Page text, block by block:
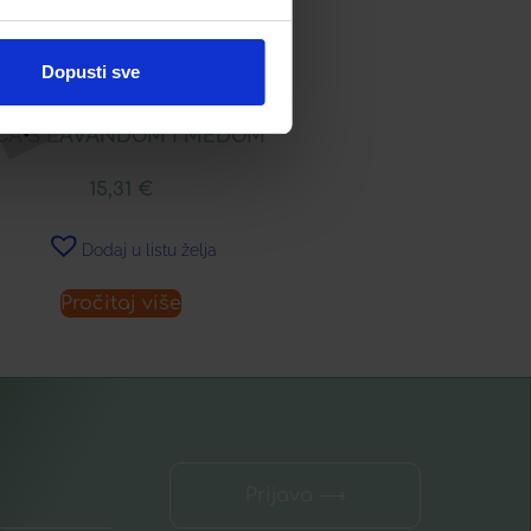
Dopusti sve
TONIK ZA ČIŠĆENJE
S LAVANDOM I MEDOM
15,31 €
Dodaj u listu želja
Pročitaj više